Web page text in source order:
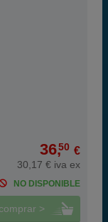
36,50 €
30,17 € iva ex
NO DISPONIBLE
comprar >